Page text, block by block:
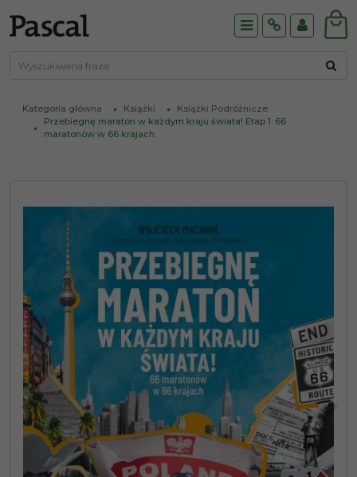
MenuInfoPanel
Kategoria główna Książki
Książki Podróżnicze
Przebiegnę maraton w każdym kraju świata! Etap 1: 66
maratonów w 66 krajach
<